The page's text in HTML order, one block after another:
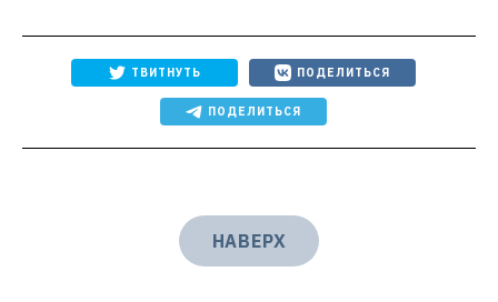
ТВИТНУТЬ ПОДЕЛИТЬСЯ
ПОДЕЛИТЬСЯ
НАВЕРХ